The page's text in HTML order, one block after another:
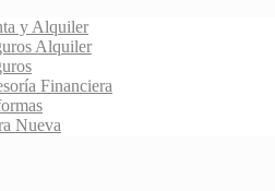
y Alquiler
Alquiler
Financiera
Nueva